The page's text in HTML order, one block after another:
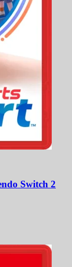
Switch 2